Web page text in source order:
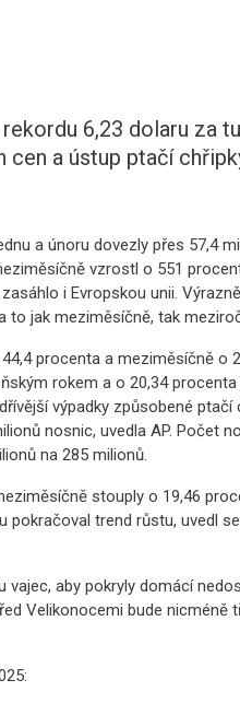
6,23 dolaru za
a ústup ptačí
a únoru dovezly přes 57,4
vzrostl o 551
i Evropskou unii.
to jak meziměsíčně, tak
procenta a meziměsíčně o
rokem a o 20,34
výpadky způsobené ptačí
nosnic, uvedla AP. Počet
na 285 milionů.
stouply o 19,46
pokračoval trend růstu, uvedl
vajec, aby pokryly domácí
Velikonocemi bude nicméně